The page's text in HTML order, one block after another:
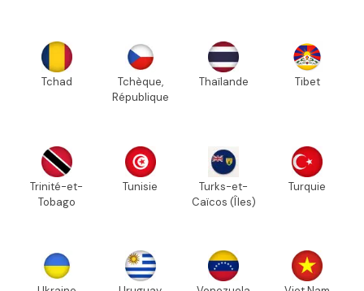
Tchad
Tchèque,
République
Thaïlande Tibet
Trinité-et-
Tobago
Tunisie
Turks-et-
Caïcos (Îles)
Turquie